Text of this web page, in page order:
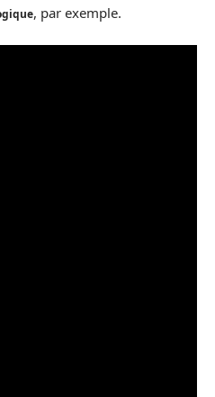
, par exemple.